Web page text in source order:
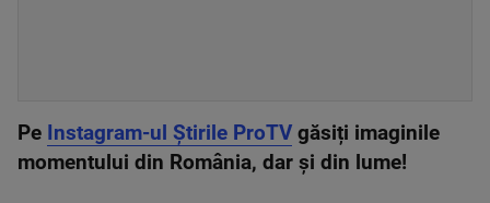
Pe Instagram-ul Știrile ProTV găsiți imaginile
momentului din România, dar și din lume!